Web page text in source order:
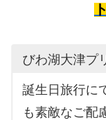
びわ湖大津プ
誕生日旅行に
も素敵なご配